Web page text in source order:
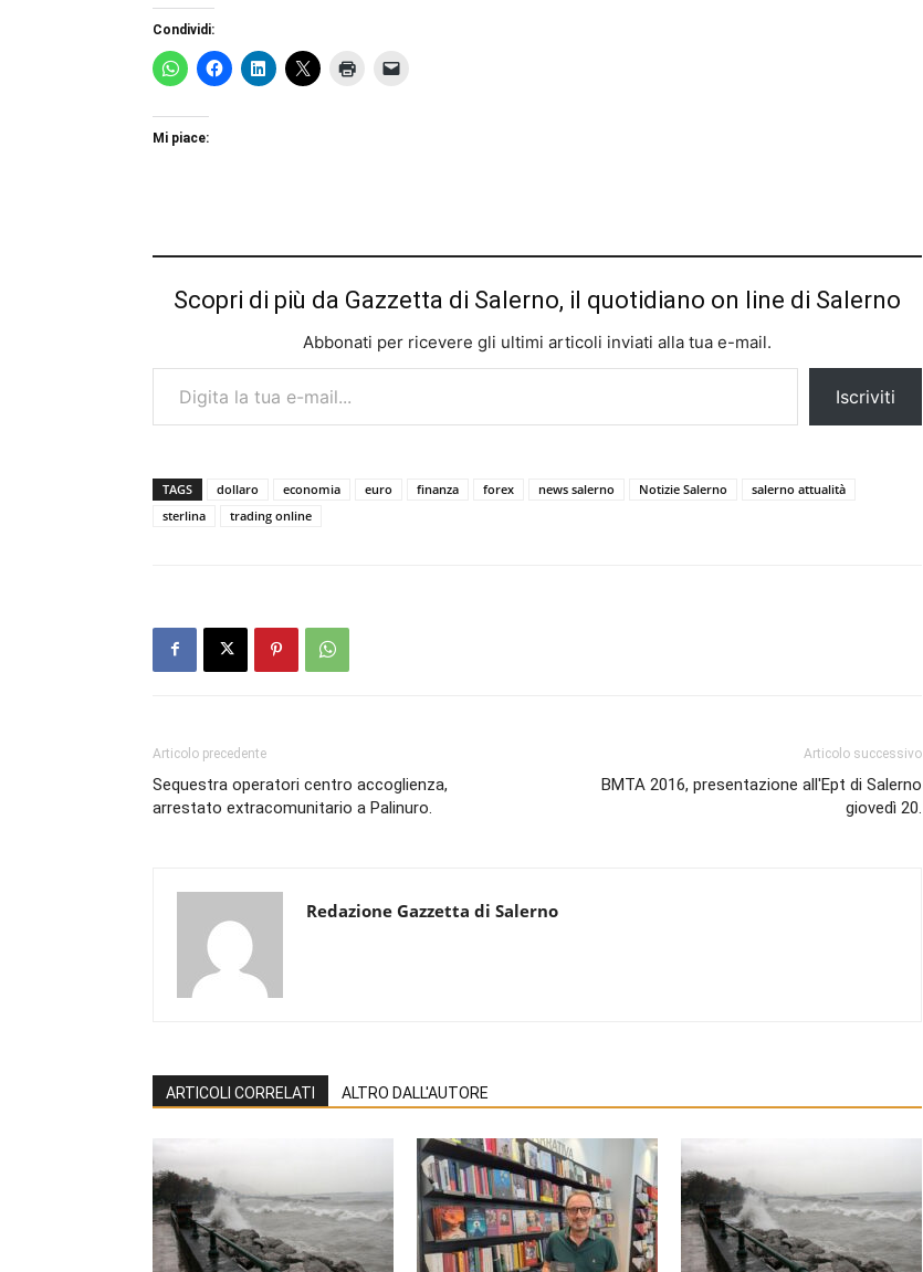
Condividi:
Mi piace:
Scopri di più da Gazzetta di Salerno, il quotidiano on line di Salerno
Abbonati per ricevere gli ultimi articoli inviati alla tua e-mail.
Digita la tua e-mail...
Iscriviti
TAGS dollaro economia euro finanza forex news salerno Notizie Salerno
salerno attualità
sterlina
trading online
Articolo precedente
Sequestra operatori centro accoglienza,
arrestato extracomunitario a Palinuro.
Articolo successivo
BMTA 2016, presentazione all'Ept di Salerno
giovedì 20.
Redazione Gazzetta di Salerno
ARTICOLI CORRELATI ALTRO DALL'AUTORE